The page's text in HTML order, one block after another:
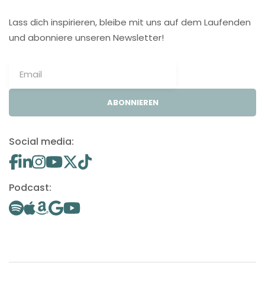
Lass dich inspirieren, bleibe mit uns auf dem Laufenden
und abonniere unseren Newsletter!
ABONNIEREN
Social media:
Podcast: